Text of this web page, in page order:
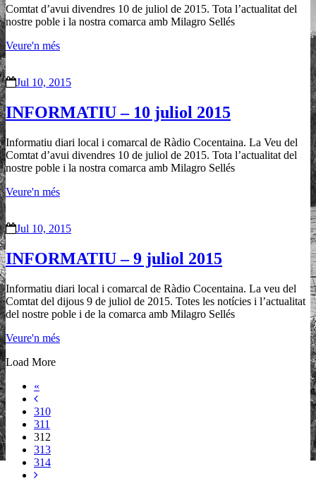
Comtat d’avui divendres 10 de juliol de 2015. Tota l’actualitat del
nostre poble i la nostra comarca amb Milagro Sellés
Veure'n més
Jul 10, 2015
INFORMATIU – 10 juliol 2015
Informatiu diari local i comarcal de Ràdio Cocentaina. La Veu del
Comtat d’avui divendres 10 de juliol de 2015. Tota l’actualitat del
nostre poble i la nostra comarca amb Milagro Sellés
Veure'n més
Jul 10, 2015
INFORMATIU – 9 juliol 2015
Informatiu diari local i comarcal de Ràdio Cocentaina. La veu del
Comtat del dijous 9 de juliol de 2015. Totes les notícies i l’actualitat
del nostre poble i de la comarca amb Milagro Sellés
Veure'n més
Load More
«
310
311
312
313
314